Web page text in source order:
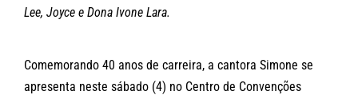
Lee, Joyce e Dona Ivone Lara.
Comemorando 40 anos de carreira, a cantora Simone se
apresenta neste sábado (4) no Centro de Convenções